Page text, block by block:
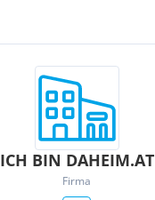
ICH BIN DAHEIM.AT
Firma